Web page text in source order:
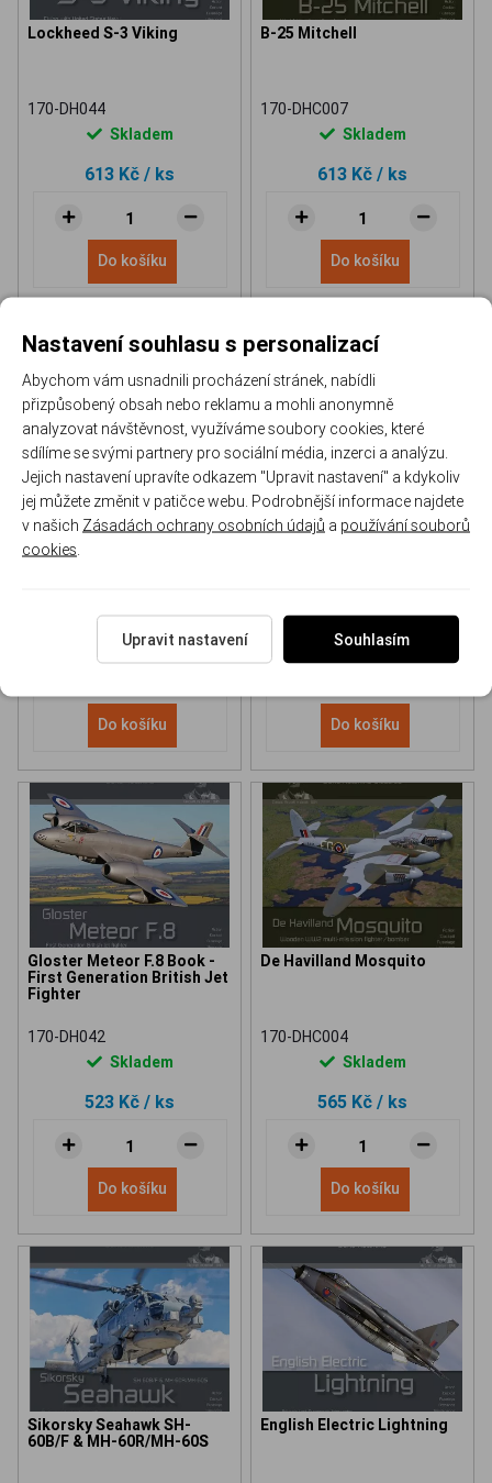
Lockheed S-3 Viking
170-DH044
Skladem
613 Kč / ks
Do košíku
B-25 Mitchell
170-DHC007
Skladem
613 Kč / ks
Do košíku
NH 90 helicopter Book
613 Kč/ ks
Do košíku
P-51D Mustang Book
565 Kč/ ks
Do košíku
Gloster Meteor F.8 Book -
First Generation British Jet
Fighter
170-DH042
Skladem
523 Kč / ks
Do košíku
De Havilland Mosquito
170-DHC004
Skladem
565 Kč / ks
Do košíku
Sikorsky Seahawk SH-
60B/F & MH-60R/MH-60S
English Electric Lightning
Nastavení souhlasu s personalizací
Abychom vám usnadnili procházení stránek, nabídli
přizpůsobený obsah nebo reklamu a mohli anonymně
analyzovat návštěvnost, využíváme soubory cookies, které
sdílíme se svými partnery pro sociální média, inzerci a analýzu.
Jejich nastavení upravíte odkazem "Upravit nastavení" a kdykoliv
jej můžete změnit v patičce webu. Podrobnější informace najdete
v našich Zásadách ochrany osobních údajů a používání souborů
cookies
Upravit nastavení Souhlasím